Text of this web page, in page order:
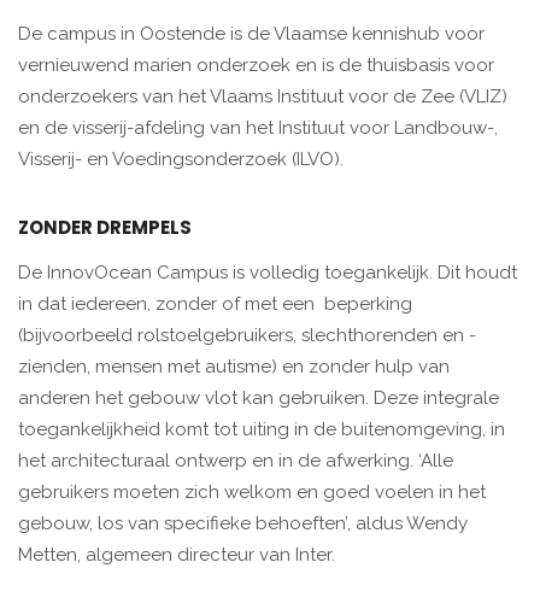
De campus in Oostende is de Vlaamse kennishub voor
vernieuwend marien onderzoek en is de thuisbasis voor
onderzoekers van het Vlaams Instituut voor de Zee (VLIZ)
en de visserij-afdeling van het Instituut voor Landbouw-,
Visserij- en Voedingsonderzoek (ILVO).
ZONDER DREMPELS
De InnovOcean Campus is volledig toegankelijk. Dit houdt
in dat iedereen, zonder of met een beperking
(bijvoorbeeld rolstoelgebruikers, slechthorenden en -
zienden, mensen met autisme) en zonder hulp van
anderen het gebouw vlot kan gebruiken. Deze integrale
toegankelijkheid komt tot uiting in de buitenomgeving, in
het architecturaal ontwerp en in de afwerking. ‘Alle
gebruikers moeten zich welkom en goed voelen in het
gebouw, los van specifieke behoeften’, aldus Wendy
Metten, algemeen directeur van Inter.